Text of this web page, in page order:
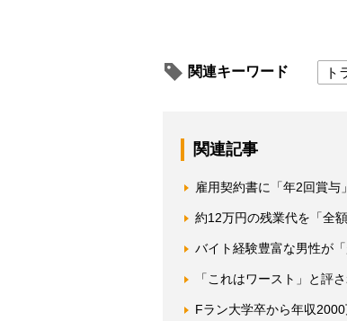
関連キーワード ト
関連記事
雇用契約書に「年2回賞
約12万円の残業代を「全
バイト経験豊富な男性が
「これはワースト」と評
Fラン大学卒から年収